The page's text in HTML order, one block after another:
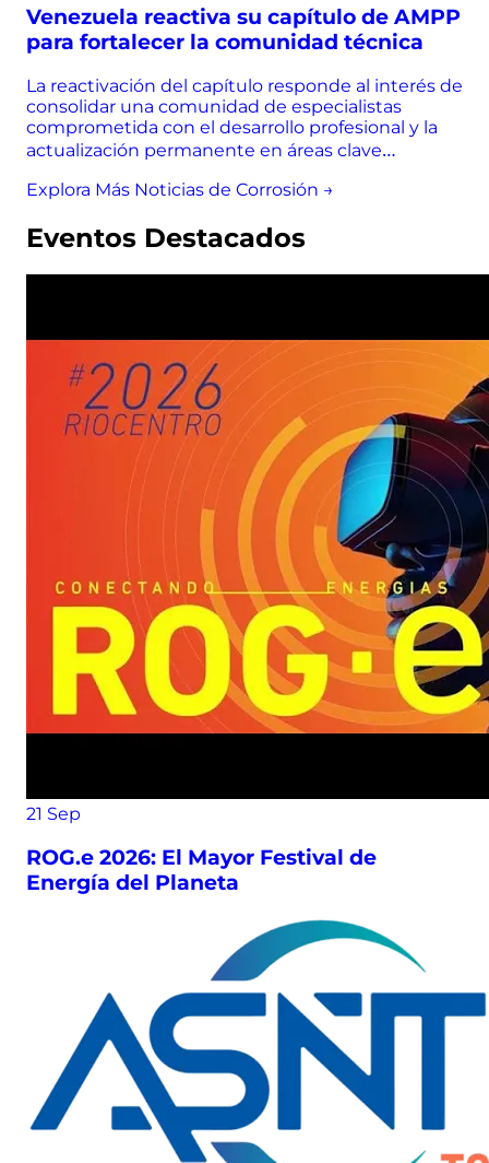
Venezuela reactiva su capítulo de AMPP
para fortalecer la comunidad técnica
La reactivación del capítulo responde al interés de
consolidar una comunidad de especialistas
comprometida con el desarrollo profesional y la
actualización permanente en áreas clave…
Explora Más Noticias de Corrosión →
Eventos Destacados
21 Sep
ROG.e 2026: El Mayor Festival de
Energía del Planeta